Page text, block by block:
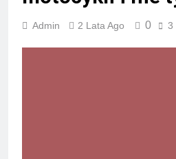
Admin 2 Lata Ago 0 3